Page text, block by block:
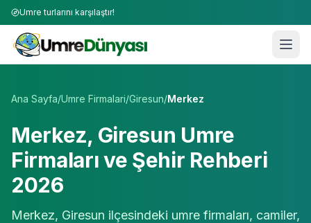
Umre turlarını karşılaştır!
Ana Sayfa/Umre Firmalari/Giresun/Merkez
Merkez, Giresun Umre
Firmaları ve Şehir Rehberi
2026
Merkez, Giresun ilçesindeki umre firmaları, camiler,